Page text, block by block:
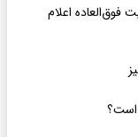
اعلام
است؟